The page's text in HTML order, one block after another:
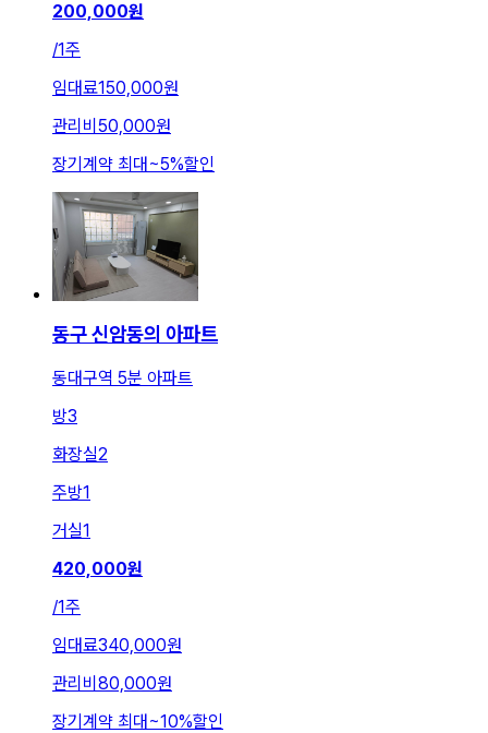
200,000원
/1주
임대료150,000원
관리비 50,000원
장기계약 최대 ~5%할인
동구 신암동의 아파트
동대구역 5분 아파트
방3
화장실2
주방1
거실1
420,000원
/1주
임대료340,000원
관리비 80,000원
장기계약 최대~10%할인